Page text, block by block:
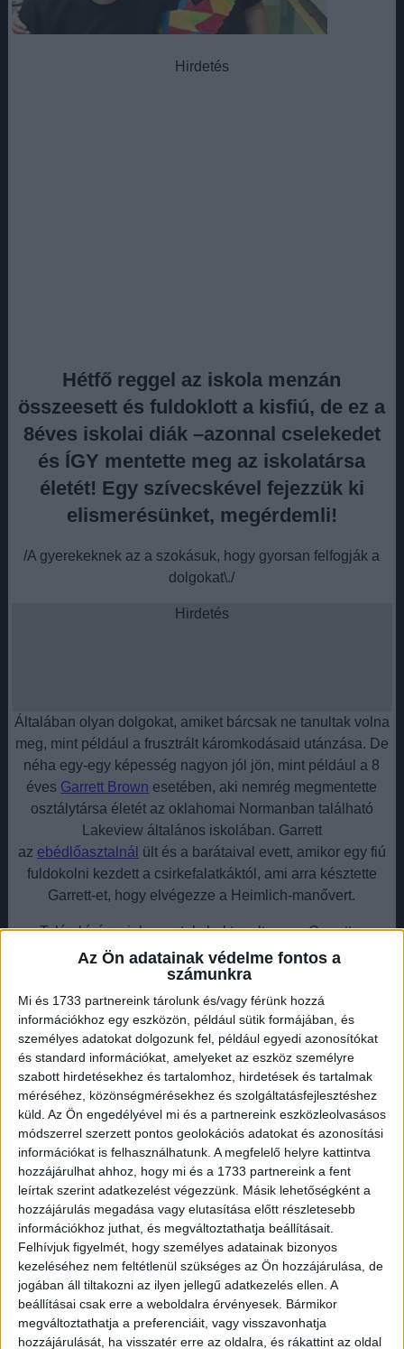
Az Ön adatainak védelme fontos a
számunkra
Mi és 1733 partnereink tárolunk és/vagy férünk hozzá
információkhoz egy eszközön, például sütik formájában, és
személyes adatokat dolgozunk fel, például egyedi azonosítókat
és standard információkat, amelyeket az eszköz személyre
szabott hirdetésekhez és tartalomhoz, hirdetések és tartalmak
méréséhez, közönségmérésekhez és szolgáltatásfejlesztéshez
küld. Az Ön engedélyével mi és a partnereink eszközleolvasásos
módszerrel szerzett pontos geolokációs adatokat és azonosítási
információkat is felhasználhatunk. A megfelelő helyre kattintva
hozzájárulhat ahhoz, hogy mi és a 1733 partnereink a fent
leírtak szerint adatkezelést végezzünk. Másik lehetőségként a
hozzájárulás megadása vagy elutasítása előtt részletesebb
információkhoz juthat, és megváltoztathatja beállításait.
Felhívjuk figyelmét, hogy személyes adatainak bizonyos
kezeléséhez nem feltétlenül szükséges az Ön hozzájárulása, de
jogában áll tiltakozni az ilyen jellegű adatkezelés ellen. A
beállításai csak erre a weboldalra érvényesek. Bármikor
megváltoztathatja a preferenciáit, vagy visszavonhatja
hozzájárulását, ha visszatér erre az oldalra, és rákattint az oldal
Hirdetés
Hétfő reggel az iskola menzán
összeesett és fuldoklott a kisfiú, de ez a
8éves iskolai diák –azonnal cselekedet
és ÍGY mentette meg az iskolatársa
életét! Egy szívecskével fejezzük ki
elismerésünket, megérdemli!
/A gyerekeknek az a szokásuk, hogy gyorsan felfogják a
dolgokat\./
Hirdetés
Általában olyan dolgokat, amiket bárcsak ne tanultak volna
meg, mint például a frusztrált káromkodásaid utánzása. De
néha egy-egy képesség nagyon jól jön, mint például a 8
éves Garrett Brown esetében, aki nemrég megmentette
osztálytársa életét az oklahomai Normanban található
Lakeview általános iskolában. Garrett
az ebédlőasztalnál ült és a barátaival evett, amikor egy fiú
fuldokolni kezdett a csirkefalatkáktól, ami arra késztette
Garrett-et, hogy elvégezze a Heimlich-manővert.
Talán kíváncsiak vagytok, hol tanulta meg Garrett a
Heimlich-manővert, és a válasz nagyon egyszerű: az
édesapja.
Garrett a következőket mondta aLocal 10 Newsnak: “Az
apám tanított meg rá, amikor fuldokoltam, és így, ő tanította
meg, hogyan kell csinálni, ha szükség lesz rá”. Még jó,
hogy Garrett elsajátította ezt az életre szóló leckét, mert
ebben a tanévben biztosan jól jött. Az egész helyzet
annyira szürreálisnak tűnik. AGood Morning
Americaszerint a gyerekek az ebédlőben izgatottan
csevegtek, mert csirkefalatkák napja volt. Az ebédlőben
akkoriban csak egyfelügyelő volt, aki a terem másik
oldalán tartózkodott, amikor az eset történt.